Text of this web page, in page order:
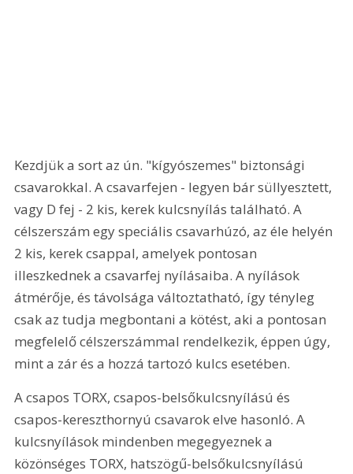
Kezdjük a sort az ún. "kígyószemes" biztonsági
csavarokkal. A csavarfejen - legyen bár süllyesztett,
vagy D fej - 2 kis, kerek kulcsnyílás található. A
célszerszám egy speciális csavarhúzó, az éle helyén
2 kis, kerek csappal, amelyek pontosan
illeszkednek a csavarfej nyílásaiba. A nyílások
átmérője, és távolsága változtatható, így tényleg
csak az tudja megbontani a kötést, aki a pontosan
megfelelő célszerszámmal rendelkezik, éppen úgy,
mint a zár és a hozzá tartozó kulcs esetében.
A csapos TORX, csapos-belsőkulcsnyílású és
csapos-kereszthornyú csavarok elve hasonló. A
kulcsnyílások mindenben megegyeznek a
közönséges TORX, hatszögű-belsőkulcsnyílású